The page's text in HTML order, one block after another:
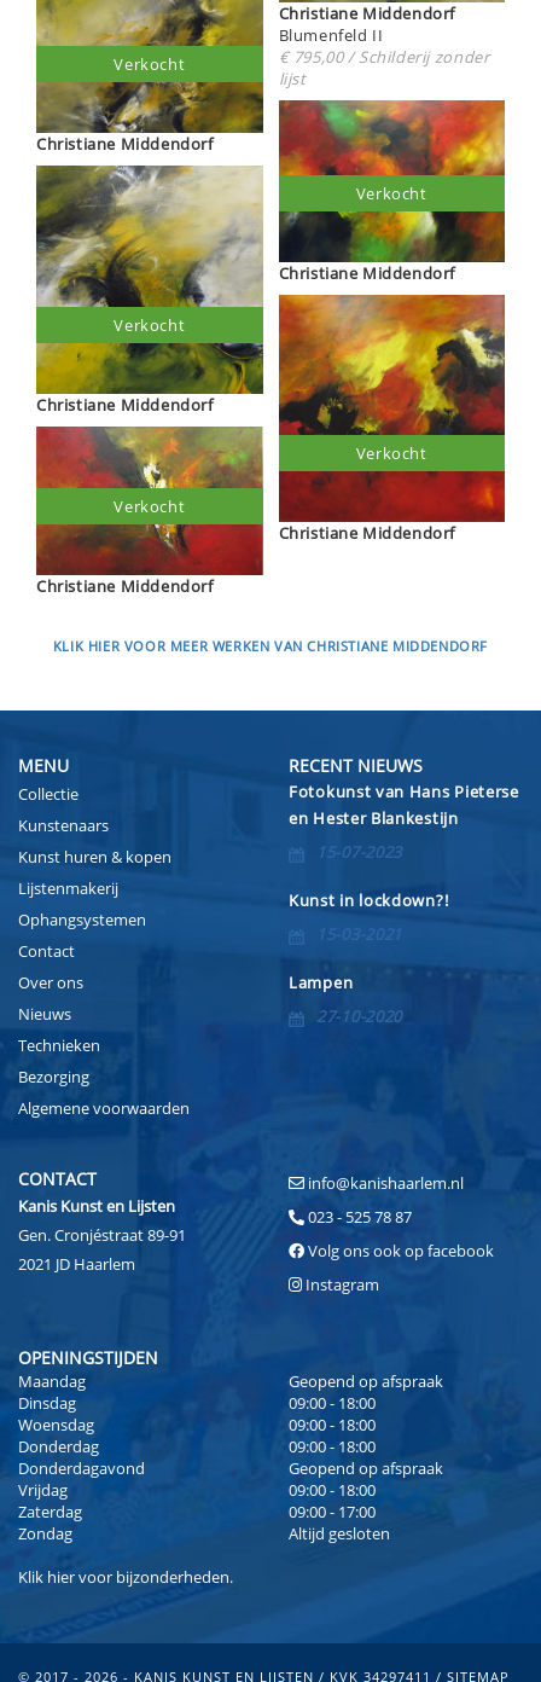
Christiane Middendorf
Verkocht
Christiane Middendorf
Verkocht
Christiane Middendorf
Verkocht
Christiane Middendorf
Blumenfeld II
€ 795,00 / Schilderij zonder
lijst
Christiane Middendorf
Verkocht
Christiane Middendorf
Verkocht
KLIK HIER VOOR MEER WERKEN VAN CHRISTIANE MIDDENDORF
MENU
Collectie
Kunstenaars
Kunst huren & kopen
Lijstenmakerij
Ophangsystemen
Contact
Over ons
Nieuws
Technieken
Bezorging
Algemene voorwaarden
RECENT NIEUWS
Fotokunst van Hans Pieterse
en Hester Blankestijn
15-07-2023
Kunst in lockdown?!
15-03-2021
Lampen
27-10-2020
CONTACT
Kanis Kunst en Lijsten
Gen. Cronjéstraat 89-91
2021 JD Haarlem
info@kanishaarlem.nl
023 - 525 78 87
Volg ons ook op facebook
Instagram
OPENINGSTIJDEN
Maandag
Geopend op afspraak
Dinsdag
09:00 - 18:00
Woensdag
09:00 - 18:00
Donderdag
09:00 - 18:00
Donderdagavond
Geopend op afspraak
Vrijdag
09:00 - 18:00
Zaterdag
09:00 - 17:00
Zondag
Altijd gesloten
Klik hiervoor bijzonderheden.
© 2017 - 2026 - KANIS KUNST EN LIJSTEN / KVK 34297411 / SITEMAP